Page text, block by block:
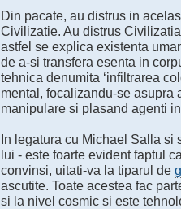
Din pacate, au distrus in
Civilizatie. Au distrus
astfel se explica existenta
de a-si transfera esenta in
tehnica denumita ‘infiltrarea
mental, focalizandu-se asupra
manipulare si plasand agenti
In legatura cu Michael Salla
lui - este foarte evident faptul
convinsi, uitati-va la tiparul de
ascutite. Toate acestea fac
si la nivel cosmic si este